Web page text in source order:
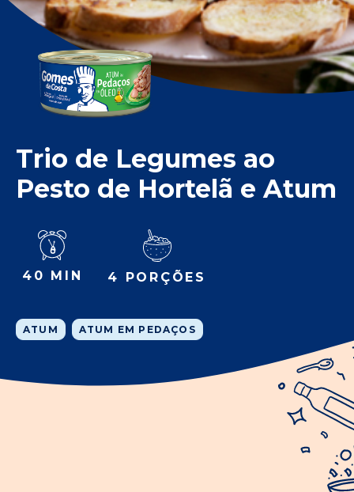
Trio de Legumes ao
Pesto de Hortelã e Atum
40 MIN 4 PORÇÕES
ATUM ATUM EM PEDAÇOS